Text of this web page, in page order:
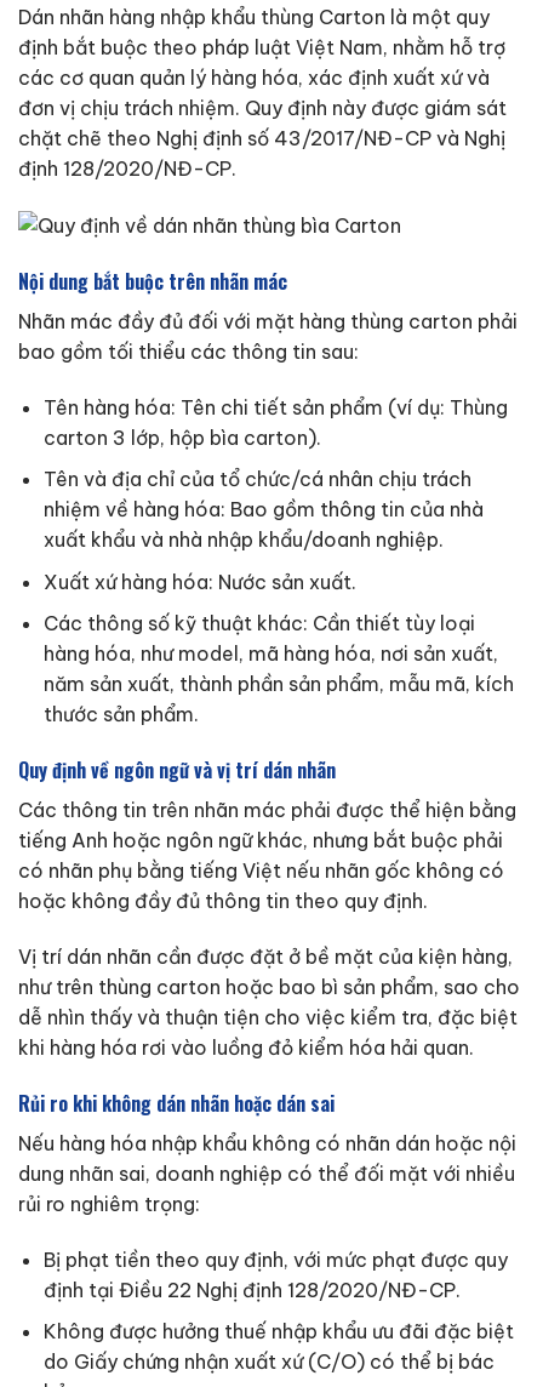
Dán nhãn hàng nhập khẩu thùng Carton là một quy
định bắt buộc theo pháp luật Việt Nam, nhằm hỗ trợ
các cơ quan quản lý hàng hóa, xác định xuất xứ và
đơn vị chịu trách nhiệm. Quy định này được giám sát
chặt chẽ theo Nghị định số 43/2017/NĐ-CP và Nghị
định 128/2020/NĐ-CP.
Nội dung bắt buộc trên nhãn mác
Nhãn mác đầy đủ đối với mặt hàng thùng carton phải
bao gồm tối thiểu các thông tin sau:
Tên hàng hóa: Tên chi tiết sản phẩm (ví dụ: Thùng
carton 3 lớp, hộp bìa carton).
Tên và địa chỉ của tổ chức/cá nhân chịu trách
nhiệm về hàng hóa: Bao gồm thông tin của nhà
xuất khẩu và nhà nhập khẩu/doanh nghiệp.
Xuất xứ hàng hóa: Nước sản xuất.
Các thông số kỹ thuật khác: Cần thiết tùy loại
hàng hóa, như model, mã hàng hóa, nơi sản xuất,
năm sản xuất, thành phần sản phẩm, mẫu mã, kích
thước sản phẩm.
Quy định về ngôn ngữ và vị trí dán nhãn
Các thông tin trên nhãn mác phải được thể hiện bằng
tiếng Anh hoặc ngôn ngữ khác, nhưng bắt buộc phải
có nhãn phụ bằng tiếng Việt nếu nhãn gốc không có
hoặc không đầy đủ thông tin theo quy định.
Vị trí dán nhãn cần được đặt ở bề mặt của kiện hàng,
như trên thùng carton hoặc bao bì sản phẩm, sao cho
dễ nhìn thấy và thuận tiện cho việc kiểm tra, đặc biệt
khi hàng hóa rơi vào luồng đỏ kiểm hóa hải quan.
Rủi ro khi không dán nhãn hoặc dán sai
Nếu hàng hóa nhập khẩu không có nhãn dán hoặc nội
dung nhãn sai, doanh nghiệp có thể đối mặt với nhiều
rủi ro nghiêm trọng:
Bị phạt tiền theo quy định, với mức phạt được quy
định tại Điều 22 Nghị định 128/2020/NĐ-CP.
Không được hưởng thuế nhập khẩu ưu đãi đặc biệt
do Giấy chứng nhận xuất xứ (C/O) có thể bị bác